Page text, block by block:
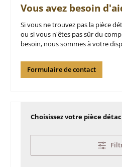
Vous avez besoin
Si vous ne trouvez pas la pièce
ou si vous n'êtes pas sûr du
besoin, nous sommes à votre
Formulaire de contact
Choisissez votre pièce